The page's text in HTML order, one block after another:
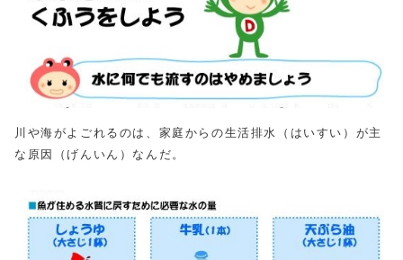
川や海がよごれるのは、家庭からの生活排水（はいすい）が主
な原因（げんいん）なんだ。